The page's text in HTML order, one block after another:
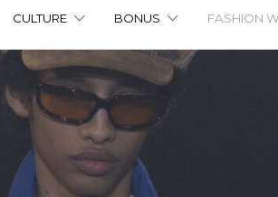
CULTURE BONUS FASHION